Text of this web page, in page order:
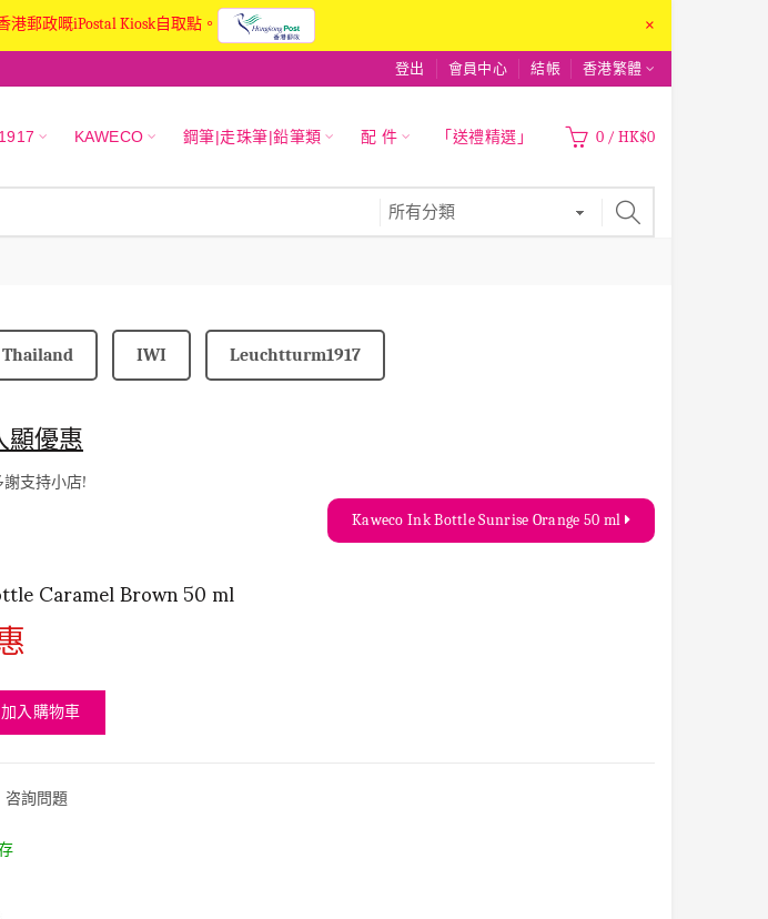
郵政嘅iPostal Kiosk自取點。 ×
登出 會員中心 結帳 香港繁體
KAWECO 鋼筆|走珠筆|鉛筆類 配 件 「送禮精選」 0 / HK$0
IWI Leuchtturm1917
顯優惠
謝支持小店!
Kaweco Ink Bottle Sunrise Orange 50 ml
Caramel Brown 50 ml
加入購物車
咨詢問題